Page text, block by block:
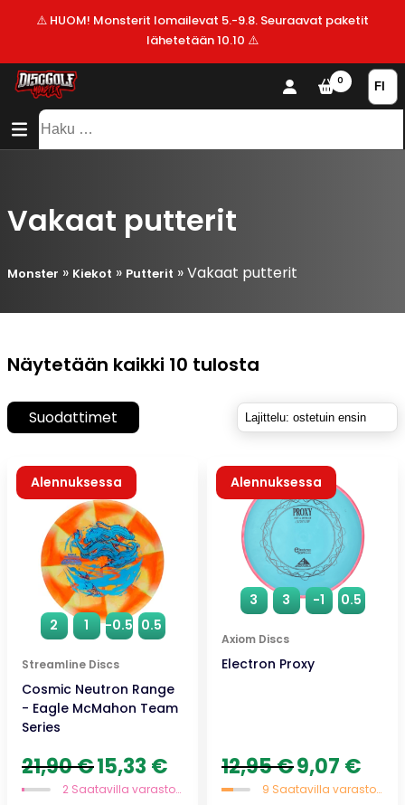
⚠️ HUOM! Monsterit lomailevat 5.-9.8. Seuraavat paketit
lähetetään 10.10 ⚠️
VALMISTAJAT
ALE!
SISÄLTÖ
SITEMAP
Haku:
0
Vakaat putterit
Monster » Kiekot » Putterit »Vakaat putterit
Näytetään kaikki 10 tulosta
Suodattimet
Uutuus
2 1 -0.5 0.5
Streamline Discs
Cosmic Neutron Range
- Eagle McMahon Team
Series
Alennuksessa
21,90€ Alkuperäinen
hinta
oli:
15,33 € Nykyinen
on:
2 Saatavilla varastossa
3 3 -1 0.5
Axiom Discs
Electron Proxy
Alennuksessa
12,95€ Alkuperäinen
hinta
oli:
9,07 €
on:9 Saatavilla varastossa